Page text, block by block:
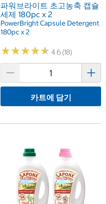
파워브라이트 초고농축 캡슐
세제 180pc x 2
PowerBright Capsule Detergent
180pc x 2
★★★★★
★★★★★ 4.6 (18)
카트에 담기